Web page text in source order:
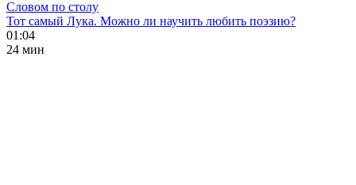
Словом по столу
Тот самый Лука. Можно ли научить любить поэзию?
01:04
24 мин